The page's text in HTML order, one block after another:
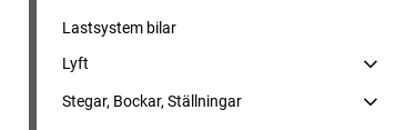
Lastsystem bilar
Lyft
Stegar, Bockar, Ställningar